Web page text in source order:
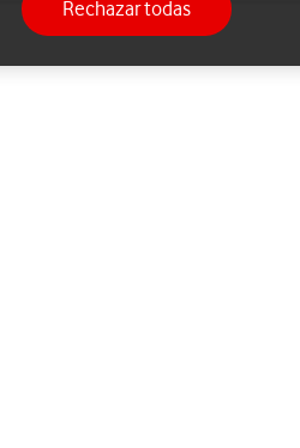
Rechazar todas